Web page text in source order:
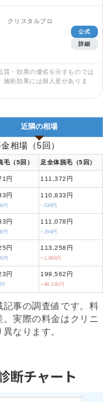
クリスタルプロ
公式
詳細
・効果の優劣を示すものでは
施術効果には個人差がありま
近隣の相場
相場（5回）
毛（5回） 足全体脱毛（5回）
円 111,372円
円
円
110,833円
−539円
円
円
111,078円
−294円
円
円
113,258円
+1,886円
円 199,562円
+88,190円
事の調査値です。料
実際の料金はクリニ
なります。